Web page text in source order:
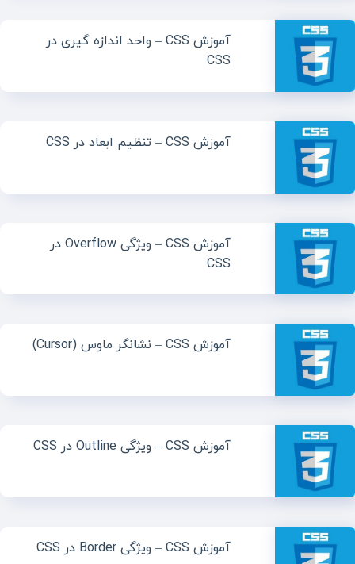
آموزش CSS – واحد اندازه گیری در
CSS
آموزش CSS – تنظیم ابعاد در CSS
آموزش CSS – ویژگی Overflow در
CSS
آموزش CSS – نشانگر ماوس (Cursor)
آموزش CSS – ویژگی Outline در CSS
آموزش CSS – ویژگی Border در CSS